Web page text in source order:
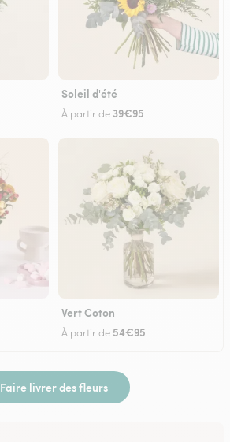
Soleil d'été
À partir de 39€95
Vert Coton
À partir de 54€95
Faire livrer des fleurs